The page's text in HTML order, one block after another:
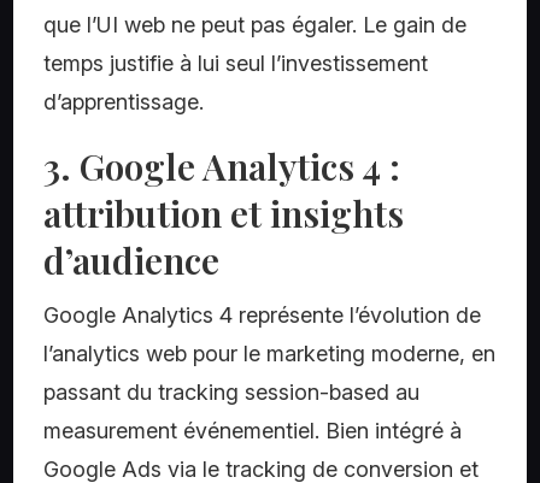
que l’UI web ne peut pas égaler. Le gain de
temps justifie à lui seul l’investissement
d’apprentissage.
3. Google Analytics 4 :
attribution et insights
d’audience
Google Analytics 4 représente l’évolution de
l’analytics web pour le marketing moderne, en
passant du tracking session-based au
measurement événementiel. Bien intégré à
Google Ads via le tracking de conversion et